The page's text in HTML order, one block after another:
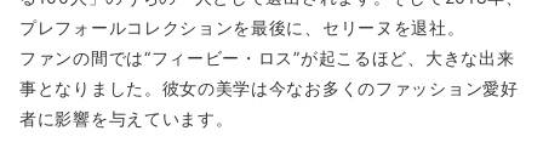
プレフォールコレクションを最後に、セリーヌを退社。
ファンの間では“フィービー・ロス”が起こるほど、大きな出来
事となりました。彼女の美学は今なお多くのファッション愛好
者に影響を与えています。